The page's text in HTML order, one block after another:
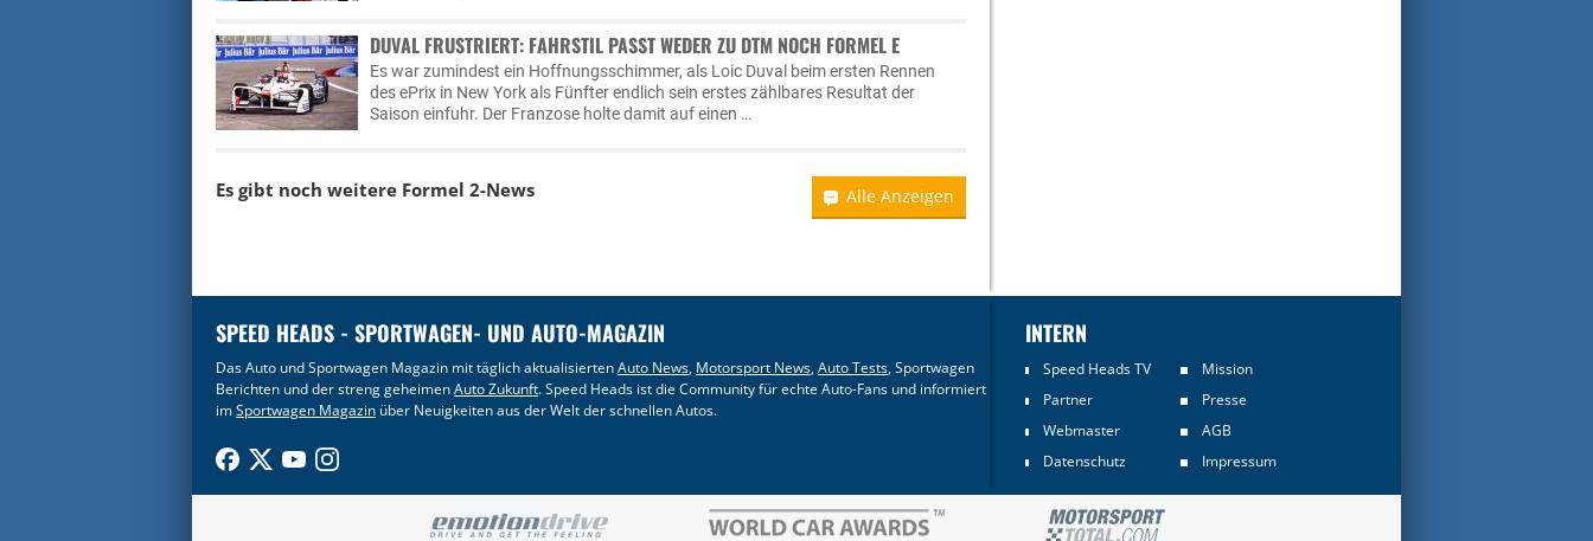
DUVAL FRUSTRIERT: FAHRSTIL PASST WEDER ZU DTM NOCH FORMEL E
Es war zumindest ein Hoffnungsschimmer, als Loic Duval beim ersten Rennen
des ePrix in New York als Fünfter endlich sein erstes zählbares Resultat der
Saison einfuhr. Der Franzose holte damit auf einen …
Es gibt noch weitere Formel 2-News Alle Anzeigen
SPEED HEADS - SPORTWAGEN- UND AUTO-MAGAZIN
Das Auto und Sportwagen Magazin mit täglich aktualisiertenAuto News, Motorsport News,Auto Tests, Sportwagen
Berichten und der streng geheimenAuto Zukunft. Speed Heads ist die Community für echte Auto-Fans und informiert
imSportwagen Magazin über Neuigkeiten aus der Welt der schnellen Autos.
INTERN
Speed Heads TV
Mission
Partner
Presse
Webmaster
AGB
Datenschutz
Impressum